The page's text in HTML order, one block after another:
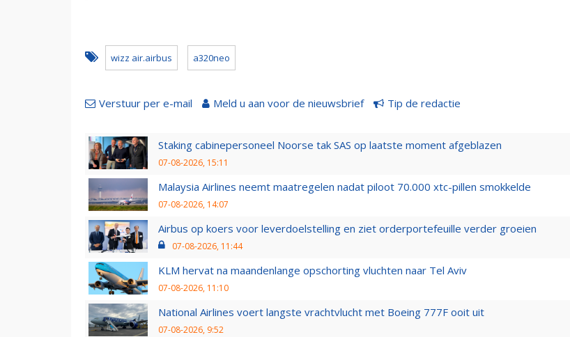
wizz air.airbus a320neo
Verstuur per e-mail Meld u aan voor de nieuwsbrief Tip de redactie
Staking cabinepersoneel Noorse tak SAS op laatste moment afgeblazen
07-08-2026, 15:11
Malaysia Airlines neemt maatregelen nadat piloot 70.000 xtc-pillen smokkelde
07-08-2026, 14:07
Airbus op koers voor leverdoelstelling en ziet orderportefeuille verder groeien
07-08-2026, 11:44
KLM hervat na maandenlange opschorting vluchten naar Tel Aviv
07-08-2026, 11:10
National Airlines voert langste vrachtvlucht met Boeing 777F ooit uit
07-08-2026, 9:52